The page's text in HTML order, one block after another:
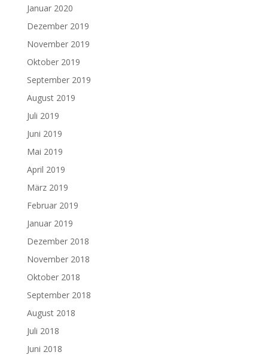
Januar 2020
Dezember 2019
November 2019
Oktober 2019
September 2019
August 2019
Juli 2019
Juni 2019
Mai 2019
April 2019
März 2019
Februar 2019
Januar 2019
Dezember 2018
November 2018
Oktober 2018
September 2018
August 2018
Juli 2018
Juni 2018